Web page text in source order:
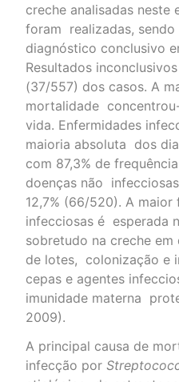
creche analisadas neste
foram realizadas, sendo
diagnóstico conclusivo
Resultados
(37/557) dos casos. A
mortalidade
vida. Enfermidades
maioria absoluta dos
com 87,3% de
doenças não
12,7% (66/520). A maior
infecciosas é esperada
sobretudo na creche
de lotes, colonização e
cepas e agentes
imunidade materna
2009).
A principal causa de
infecção por